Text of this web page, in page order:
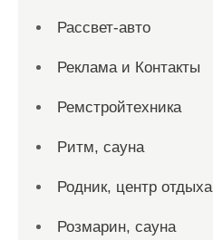
Рассвет-авто
Реклама и Контакты
Ремстройтехника
Ритм, сауна
Родник, центр отдыха
Розмарин, сауна